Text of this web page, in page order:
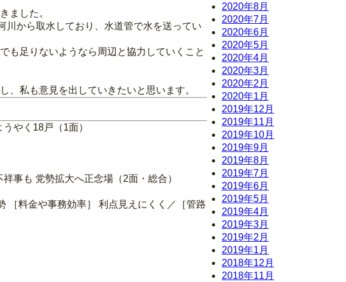
ました。
から取水しており、水道管で水を送ってい
も足りないようなら周辺と協力していくこと
、私も意見を出していきたいと思います。
やく18戸（1面）
事も 党勢拡大へ正念場（2面・総合）
［料金や事務効率］ 利点見えにくく／［管路
2020年8月
2020年7月
2020年6月
2020年5月
2020年4月
2020年3月
2020年2月
2020年1月
2019年12月
2019年11月
2019年10月
2019年9月
2019年8月
2019年7月
2019年6月
2019年5月
2019年4月
2019年3月
2019年2月
2019年1月
2018年12月
2018年11月